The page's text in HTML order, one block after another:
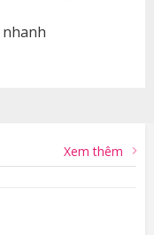
Xem thêm